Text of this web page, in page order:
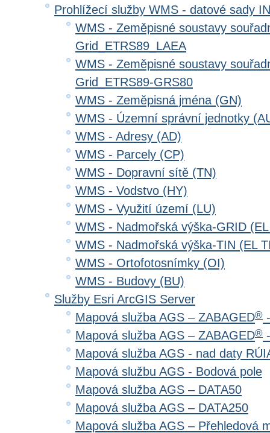
Prohlížecí služby WMS - datové sady
WMS - Zeměpisné soustavy
Grid_ETRS89_LAEA
WMS - Zeměpisné soustavy
Grid_ETRS89-GRS80
WMS - Zeměpisná jména (GN)
WMS - Územní správní jednotky
WMS - Adresy (AD)
WMS - Parcely (CP)
WMS - Dopravní sítě (TN)
WMS - Vodstvo (HY)
WMS - Využití území (LU)
WMS - Nadmořská výška-GRID
WMS - Nadmořská výška-TIN (EL
WMS - Ortofotosnímky (OI)
WMS - Budovy (BU)
Služby Esri ArcGIS Server
Mapová služba AGS – ZABAGED®
Mapová služba AGS – ZABAGED®
Mapová služba AGS - nad daty
Mapová službu AGS - Bodová pole
Mapová služba AGS – DATA50
Mapová služba AGS – DATA250
Mapová služba AGS – Přehledová